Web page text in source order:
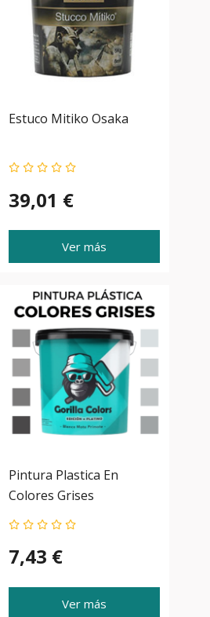
Estuco Mitiko Osaka
39,01 €
Ver más
Pintura Plastica En
Colores Grises
7,43 €
Ver más